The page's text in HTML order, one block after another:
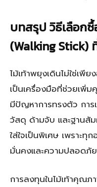
บทสรุป วิธีเลือก
(Walking Stick)
ไม้เท้าพยุงเดินไม่ใช่เ
เป็นเครื่องมือที่ช่วยเพิ่
มีปัญหาการทรงตัว การ
วัสดุ ด้ามจับ และฐานสั
ใส่ใจเป็นพิเศษ เพราะ
มั่นคงและความปลอดภั
การลงทุนในไม้เท้าคุณภ